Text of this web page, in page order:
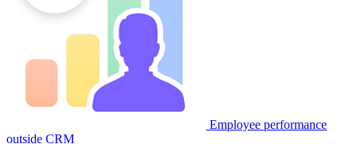
Employee performance
outside CRM